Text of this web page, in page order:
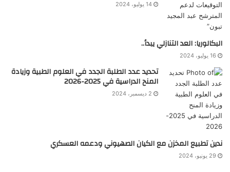
14 يوليو، 2024
البكالوريا: العد التنازلي يبدأ..
16 يوليو، 2024
تحديد عدد الطلبة الجدد في العلوم الطبية وزيادة
المنح الدراسية في 2025-2026
2 ديسمبر، 2024
ندين تطبيع المخزن مع الكيان الصهيوني ودعمه العسكري
29 يونيو، 2024